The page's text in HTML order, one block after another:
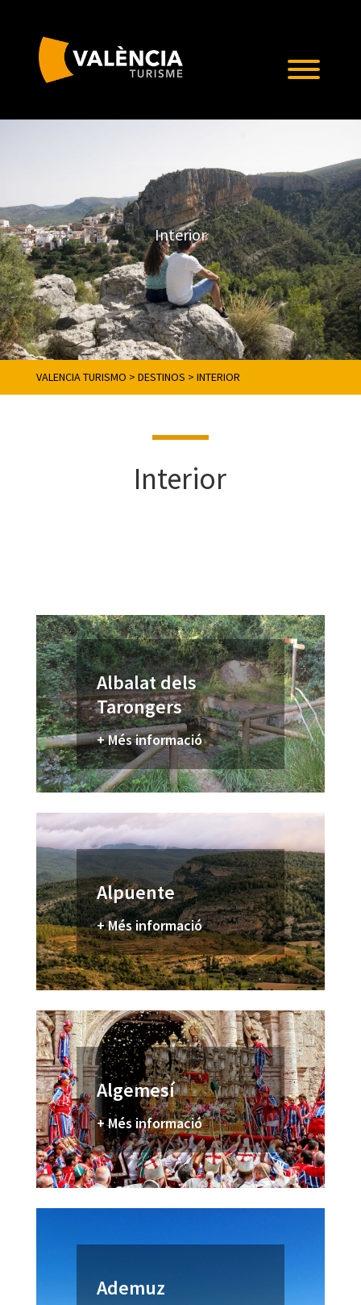
Interior
VALENCIA TURISMO > DESTINOS > INTERIOR
Interior
Albalat dels
Tarongers
+ Més informació
Alpuente
+ Més informació
Algemesí
+ Més informació
Ademuz